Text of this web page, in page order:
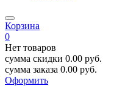
Корзина
0
Нет товаров
сумма скидки 0.00 руб.
сумма заказа 0.00 руб.
Оформить